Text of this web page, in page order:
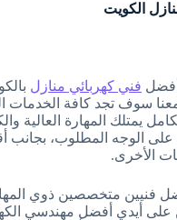
الكويت
فني كهربائي منازل
سوف تجد كافة الخدمات
يمتلك المهارة العالية
الوجه المطلوب، بجانب
الأخرى.
فنيين متخصصين ذوي
على أيدي أفضل مهندسي